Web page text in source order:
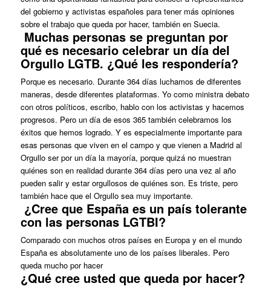
del gobierno y activistas españoles para tener más opiniones
sobre el trabajo que queda por hacer, también en Suecia.
Muchas personas se preguntan por
qué es necesario celebrar un día del
Orgullo LGTB. ¿Qué les respondería?
Porque es necesario. Durante 364 días luchamos de diferentes
maneras, desde diferentes plataformas. Yo como ministra debato
con otros políticos, escribo, hablo con los activistas y hacemos
progresos. Pero un día de esos 365 también celebramos los
éxitos que hemos logrado. Y es especialmente importante para
esas personas que viven en el campo y que vienen a Madrid al
Orgullo ser por un día la mayoría, porque quizá no muestran
quiénes son en realidad durante 364 días pero una vez al año
pueden salir y estar orgullosos de quiénes son. Es triste, pero
también hace que el Orgullo sea muy importante.
¿Cree que España es un país tolerante
con las personas LGTBI?
Comparado con muchos otros países en Europa y en el mundo
España es absolutamente uno de los países liberales. Pero
queda mucho por hacer
¿Qué cree usted que queda por hacer?